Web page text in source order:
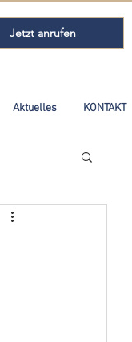
Jetzt anrufen
Aktuelles KONTAKT